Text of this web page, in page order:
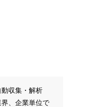
収集・解析
、企業単位で